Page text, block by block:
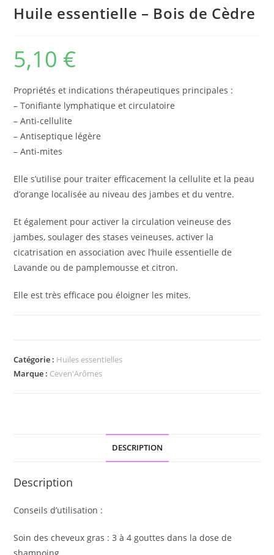
Huile essentielle – Bois de Cèdre
5,10 €
Propriétés et indications thérapeutiques principales :
– Tonifiante lymphatique et circulatoire
– Anti-cellulite
– Antiseptique légère
– Anti-mites
Elle s’utilise pour traiter efficacement la cellulite et la peau
d’orange localisée au niveau des jambes et du ventre.
Et également pour activer la circulation veineuse des
jambes, soulager des stases veineuses, activer la
cicatrisation en association avec l’huile essentielle de
Lavande ou de pamplemousse et citron.
Elle est très efficace pou éloigner les mites.
Catégorie : Huiles essentielles
Marque : Ceven'Arômes
DESCRIPTION
Description
Conseils d’utilisation :
Soin des cheveux gras : 3 à 4 gouttes dans la dose de